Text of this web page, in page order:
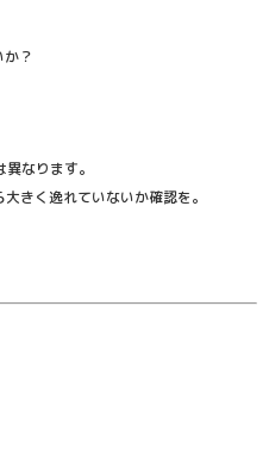
？
なります。
きく逸れていないか確認を。